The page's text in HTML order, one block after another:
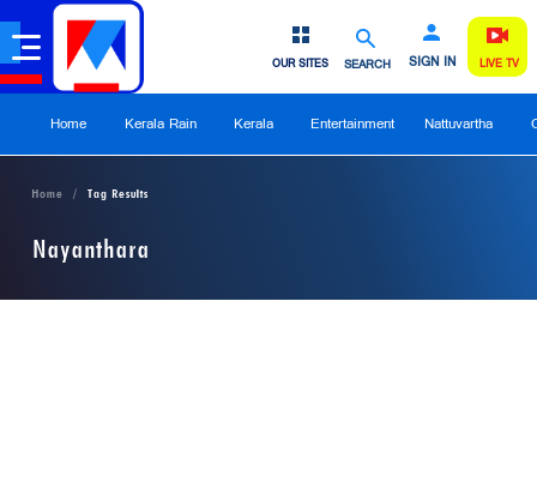
SEARCH SIGN IN
OUR SITES LIVE TV
Home Kerala Rain Kerala Entertainment Nattuvartha
Home Tag Results
Nayanthara